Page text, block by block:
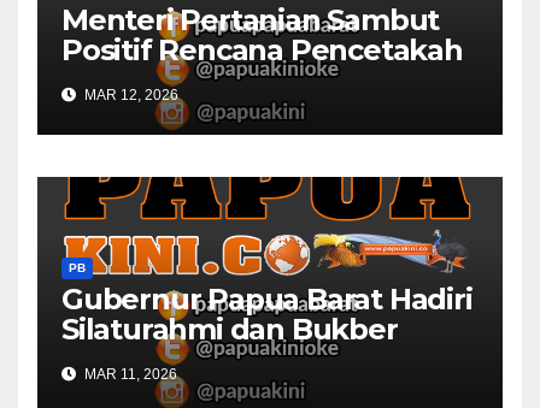
Menteri Pertanian Sambut
Positif Rencana Pencetakah
Sawah dan Ladang di Papua
Barat
MAR 12, 2026
PB
Gubernur Papua Barat Hadiri
Silaturahmi dan Bukber
Bersama DPR RI dan
Mendagri di IPDN
MAR 11, 2026